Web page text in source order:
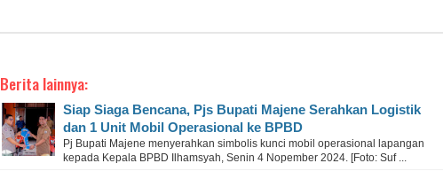
Berita lainnya:
Siap Siaga Bencana, Pjs Bupati Majene Serahkan Logistik
dan 1 Unit Mobil Operasional ke BPBD
Pj Bupati Majene menyerahkan simbolis kunci mobil operasional lapangan
kepada Kepala BPBD Ilhamsyah, Senin 4 Nopember 2024. [Foto: Suf ...